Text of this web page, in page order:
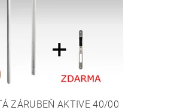
ZÁRUBEŇ AKTIVE 40/00